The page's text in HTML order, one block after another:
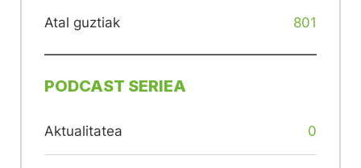
Atal guztiak 801
PODCAST SERIEA
Aktualitatea 0